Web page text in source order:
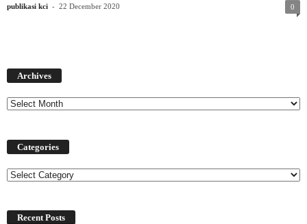
publikasi kci - 22 December 2020 0
Archives
Categories
Categories
Recent Posts